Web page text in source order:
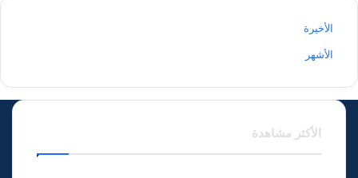
الأخيرة
الأشهر
الأكثر مشاهدة